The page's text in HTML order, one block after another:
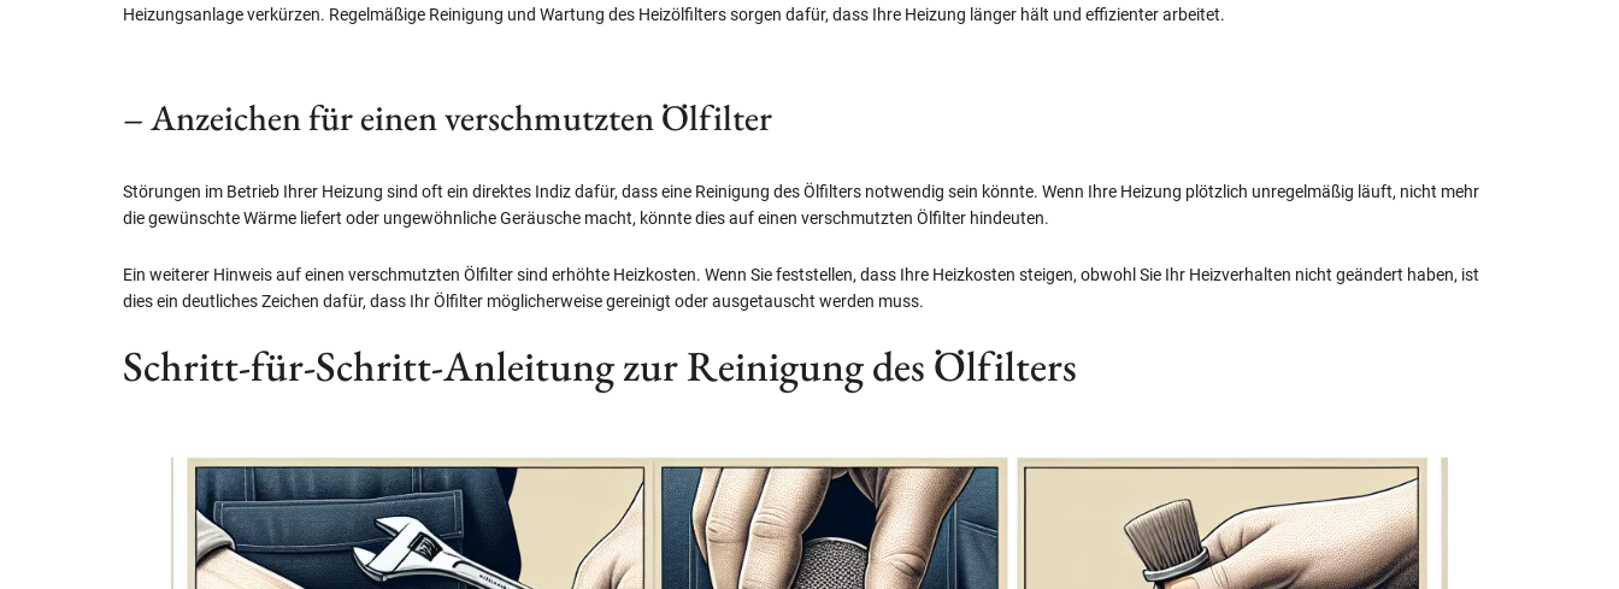
Heizungsanlage verkürzen. Regelmäßige Reinigung und Wartung des Heizölfilters sorgen dafür, dass Ihre Heizung länger hält und effizienter arbeitet.
– Anzeichen für einen verschmutzten Ölfilter
Störungen im Betrieb Ihrer Heizung sind oft ein direktes Indiz dafür, dass eine Reinigung des Ölfilters notwendig sein könnte. Wenn Ihre Heizung plötzlich unregelmäßig läuft, nicht mehr
die gewünschte Wärme liefert oder ungewöhnliche Geräusche macht, könnte dies auf einen verschmutzten Ölfilter hindeuten.
Ein weiterer Hinweis auf einen verschmutzten Ölfilter sind erhöhte Heizkosten. Wenn Sie feststellen, dass Ihre Heizkosten steigen, obwohl Sie Ihr Heizverhalten nicht geändert haben, ist
dies ein deutliches Zeichen dafür, dass Ihr Ölfilter möglicherweise gereinigt oder ausgetauscht werden muss.
Schritt-für-Schritt-Anleitung zur Reinigung des Ölfilters